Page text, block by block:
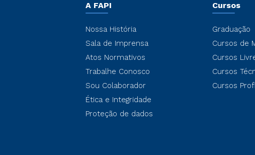
A FAPI
Nossa História
Sala de Imprensa
Atos Normativos
Trabalhe Conosco
Sou Colaborador
Ética e Integridade
Proteção de dados
Cursos
Graduação
Cursos de
Cursos
Cursos
Cursos